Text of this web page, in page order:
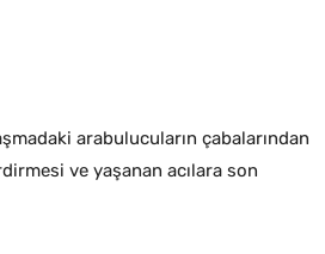
arabulucuların çabalarından
ve yaşanan acılara son